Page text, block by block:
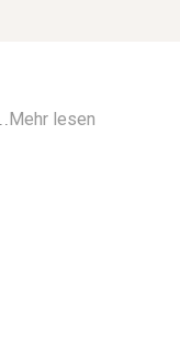
Mehr lesen